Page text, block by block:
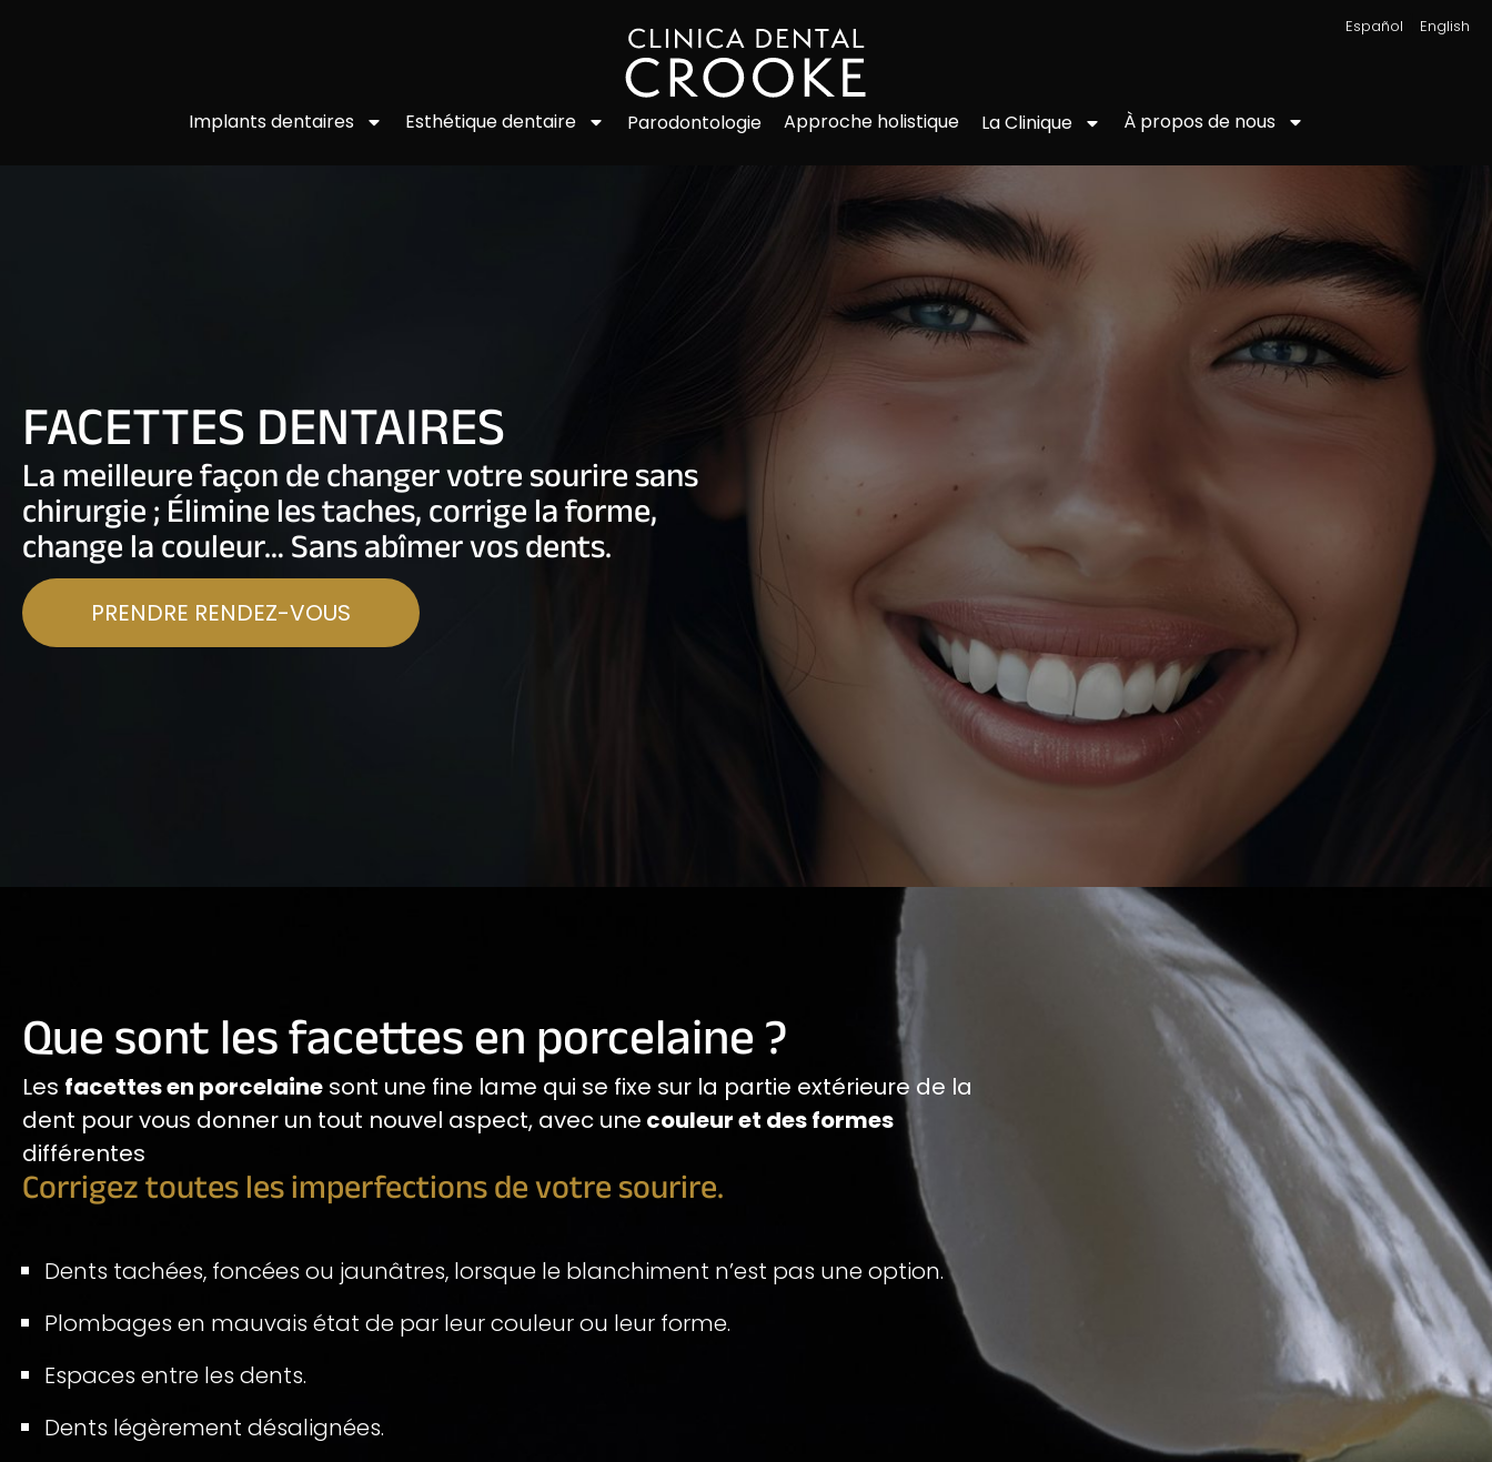
Español English
Implants dentaires Esthétique dentaire Parodontologie Approche holistique La Clinique À propos de nous
FACETTES DENTAIRES
La meilleure façon de changer votre sourire sans
chirurgie ;Élimine les taches, corrige la forme,
change la couleur… Sans abîmer vos dents.
PRENDRE RENDEZ-VOUS
Que sont les facettes en porcelaine ?
Les facettes en porcelaine sont une fine lame qui se fixe sur la partie extérieure de la
dent pour vous donner un tout nouvel aspect, avec une couleur et des formes
différentes
Corrigez toutes les imperfections de votre sourire.
Dents tachées, foncées ou jaunâtres, lorsque le blanchiment n’est pas une option.
Plombages en mauvais état de par leur couleur ou leur forme.
Espaces entre les dents.
Dents légèrement désalignées.